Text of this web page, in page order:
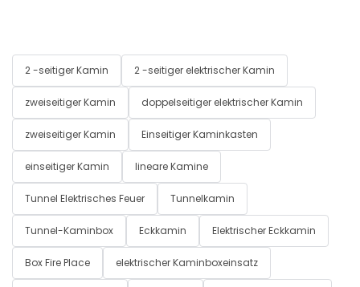
2 -seitiger Kamin 2 -seitiger elektrischer Kamin
zweiseitiger Kamin doppelseitiger elektrischer Kamin
zweiseitiger Kamin Einseitiger Kaminkasten
einseitiger Kamin lineare Kamine
Tunnel Elektrisches Feuer Tunnelkamin
Tunnel-Kaminbox Eckkamin Elektrischer Eckkamin
Box Fire Place elektrischer Kaminboxeinsatz